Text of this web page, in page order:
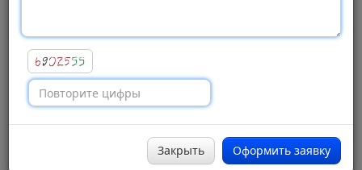
Просмотров:
Адрес:
проспект Вахитова, 20
Город:
Набережные Челны
Закрыть Оформить заявку